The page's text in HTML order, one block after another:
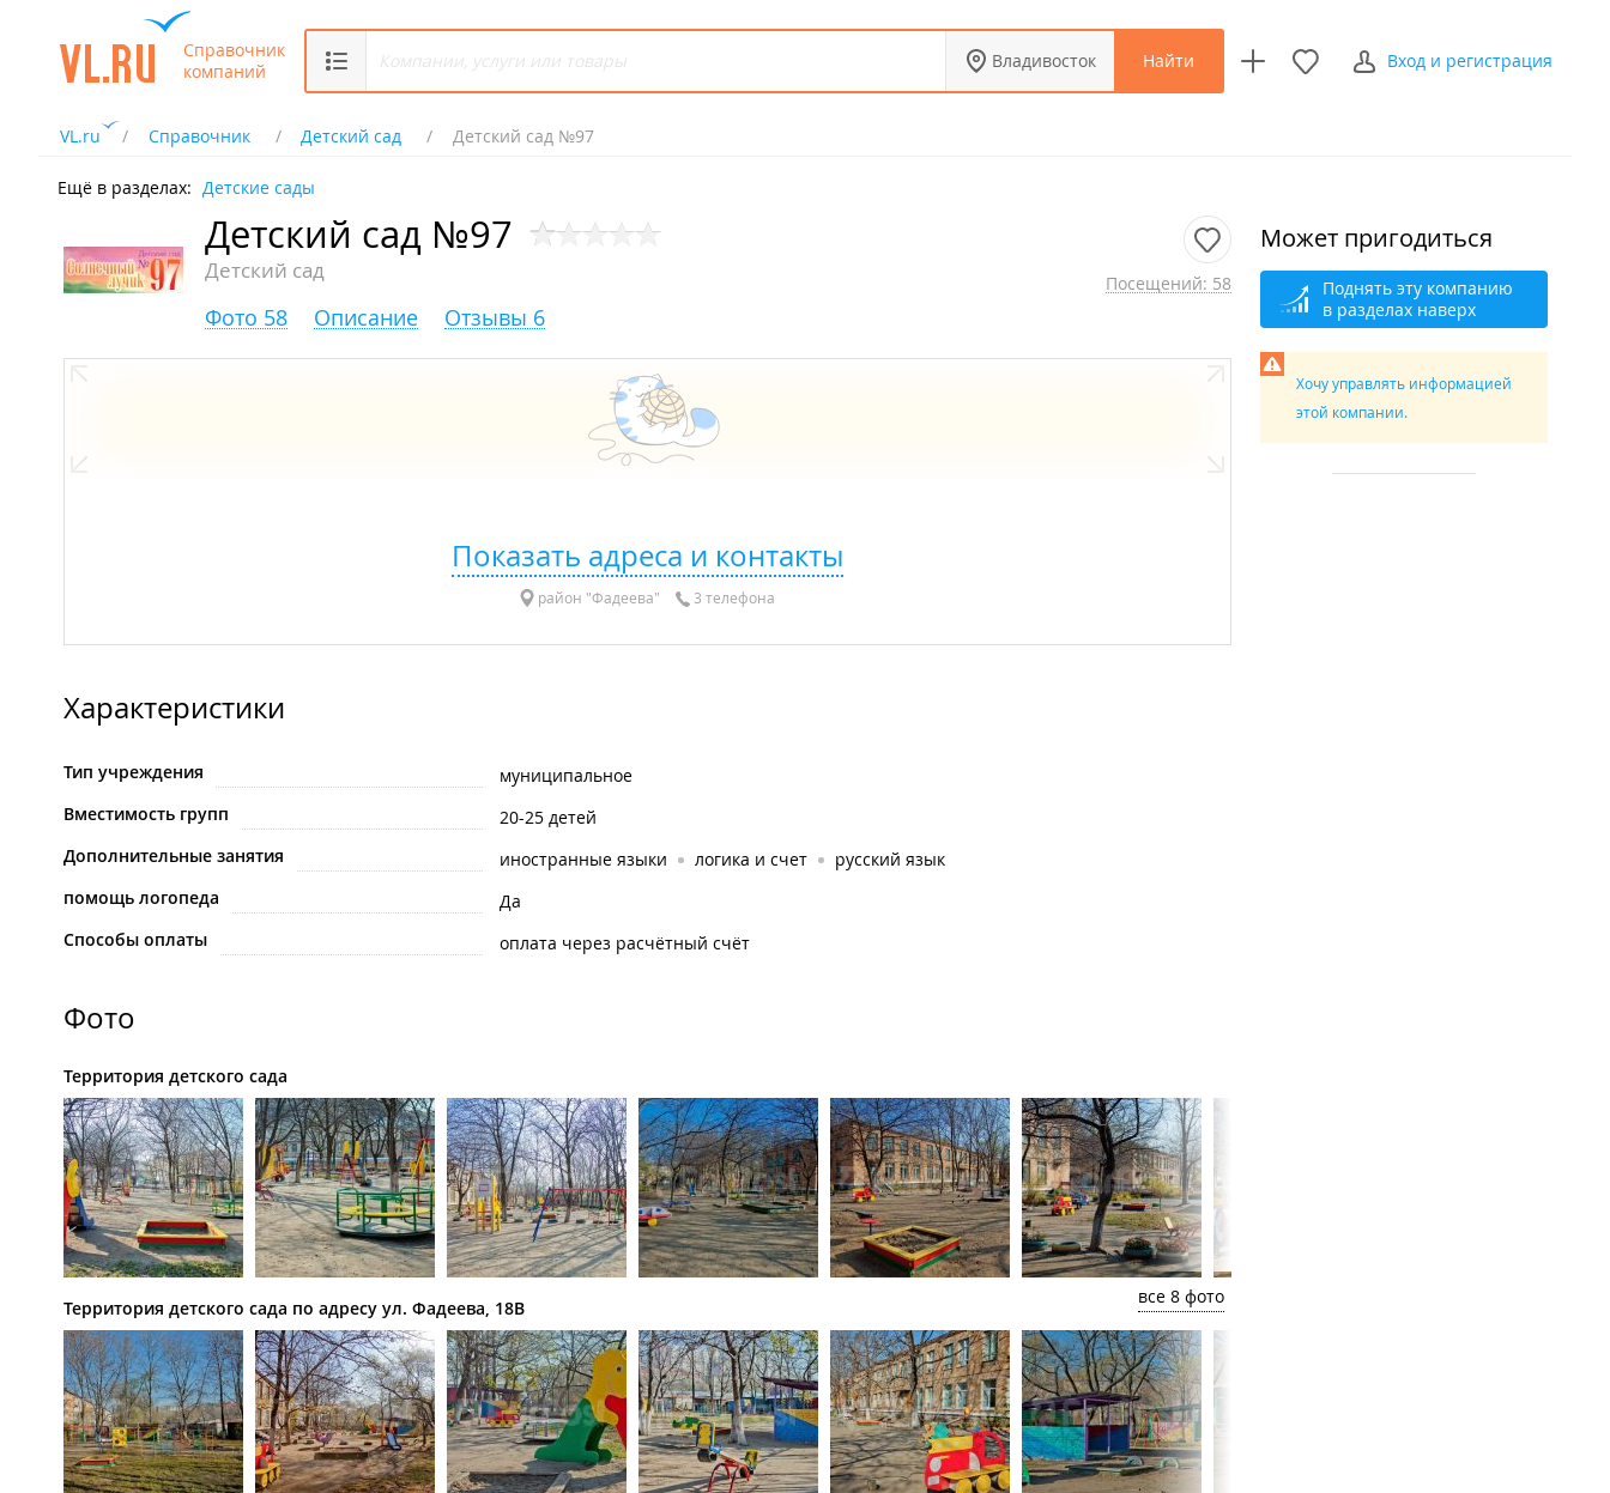
Справочник
компаний
Владивосток Найти Вход и регистрация
VL.ru Справочник Детский сад Детский сад №97
Ещё в разделах: Детские сады
Детский сад №97
Детский сад Посещений: 58
Фото 58 Описание Отзывы 6
Показать адреса и контакты
район "Фадеева" 3 телефона
Характеристики
Тип учреждения
муниципальное
Вместимость групп
20-25 детей
Дополнительные занятия
иностранные языки логика и счет
русский язык
помощь логопеда
Да
Способы оплаты
оплата через расчётный счёт
Фото
Территория детского сада
все 8 фото
Территория детского сада по адресу ул. Фадеева, 18В
Может пригодиться
Поднять эту компанию
в разделах наверх
Хочу управлять информацией
этой компании.